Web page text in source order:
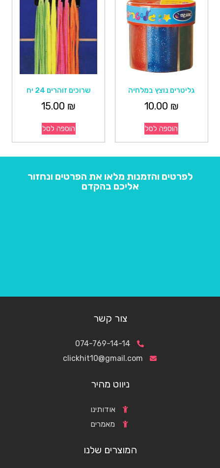
גליטרים נוצץ במלחיה
10.00 ₪
הוספה לסל
שרוכים זוהרים 24 יח
15.00 ₪
הוספה לסל
לפרטים והזמנות מלאו את הפרטים ונחזור
אליכם בהקדם
צור קשר
074-769-14-14
clickhit10@gmail.com
ניווט מהיר
אודותינו
מאמרים
המוצרים שלנו